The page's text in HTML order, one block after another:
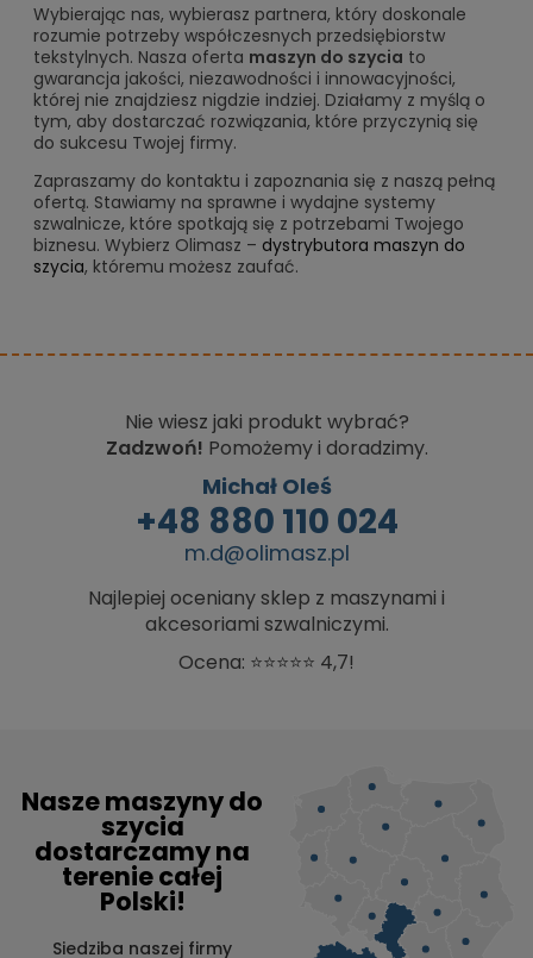
Wybierając nas, wybierasz partnera, który doskonale
rozumie potrzeby współczesnych przedsiębiorstw
tekstylnych. Nasza oferta maszyn do szycia to
gwarancja jakości, niezawodności i innowacyjności,
której nie znajdziesz nigdzie indziej. Działamy z myślą o
tym, aby dostarczać rozwiązania, które przyczynią się
do sukcesu Twojej firmy.
Zapraszamy do kontaktu i zapoznania się z naszą pełną
ofertą. Stawiamy na sprawne i wydajne systemy
szwalnicze, które spotkają się z potrzebami Twojego
biznesu. Wybierz Olimasz – dystrybutora maszyn do
szycia, któremu możesz zaufać.
Nie wiesz jaki produkt wybrać?
Zadzwoń! Pomożemy i doradzimy.
Michał Oleś
+48 880 110 024
m.d@olimasz.pl
Najlepiej oceniany sklep z maszynami i
akcesoriami szwalniczymi.
Ocena: ⭐⭐⭐⭐⭐ 4,7!
Nasze maszyny do
szycia
dostarczamy na
terenie całej
Polski!
Siedziba naszej firmy